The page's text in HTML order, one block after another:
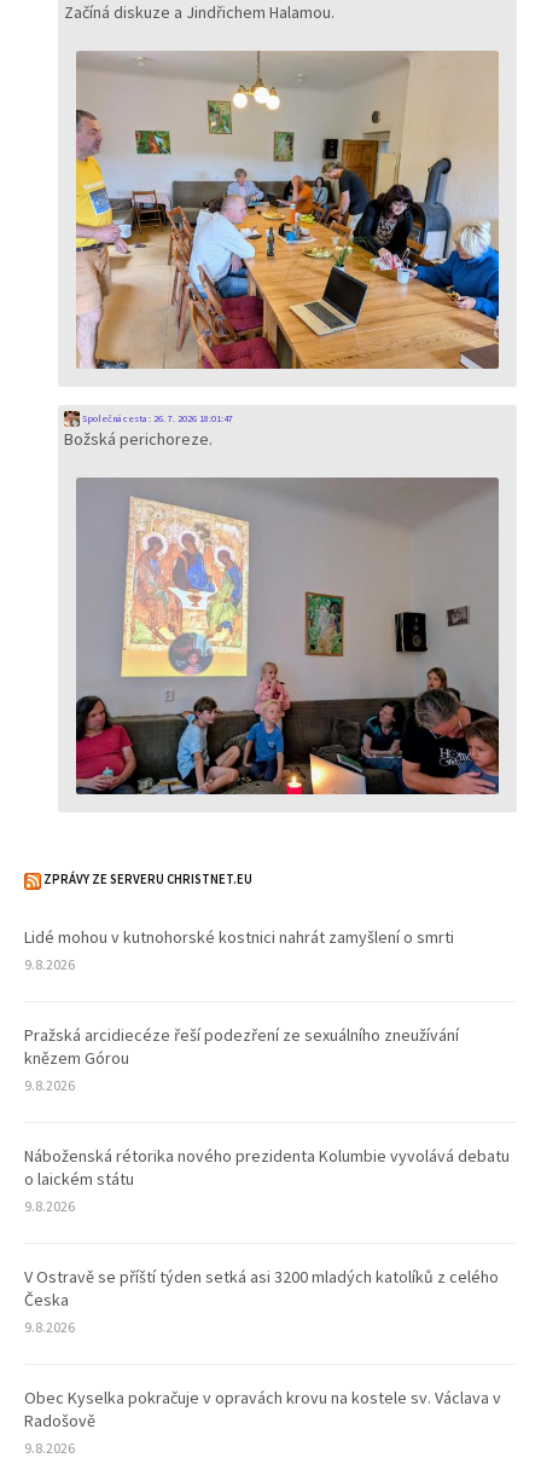
Začíná diskuze a Jindřichem Halamou.
Společná cesta: 26. 7. 2026 18:01:47
Božská perichoreze.
ZPRÁVY ZE SERVERU CHRISTNET.EU
Lidé mohou v kutnohorské kostnici nahrát zamyšlení o smrti
9.8.2026
Pražská arcidiecéze řeší podezření ze sexuálního zneužívání
knězem Górou
9.8.2026
Náboženská rétorika nového prezidenta Kolumbie vyvolává debatu
o laickém státu
9.8.2026
V Ostravě se příští týden setká asi 3200 mladých katolíků z celého
Česka
9.8.2026
Obec Kyselka pokračuje v opravách krovu na kostele sv. Václava v
Radošově
9.8.2026